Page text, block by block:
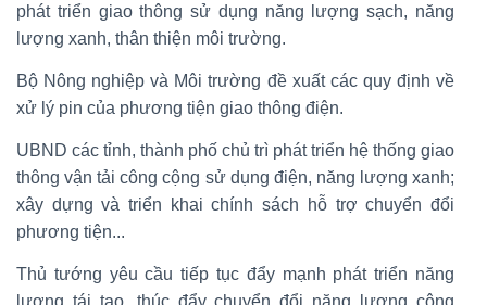
phát triển giao thông sử dụng năng lượng sạch, năng
lượng xanh, thân thiện môi trường.
Bộ Nông nghiệp và Môi trường đề xuất các quy định về
xử lý pin của phương tiện giao thông điện.
UBND các tỉnh, thành phố chủ trì phát triển hệ thống giao
thông vận tải công cộng sử dụng điện, năng lượng xanh;
xây dựng và triển khai chính sách hỗ trợ chuyển đổi
phương tiện...
Thủ tướng yêu cầu tiếp tục đẩy mạnh phát triển năng
lượng tái tạo, thúc đẩy chuyển đổi năng lượng công